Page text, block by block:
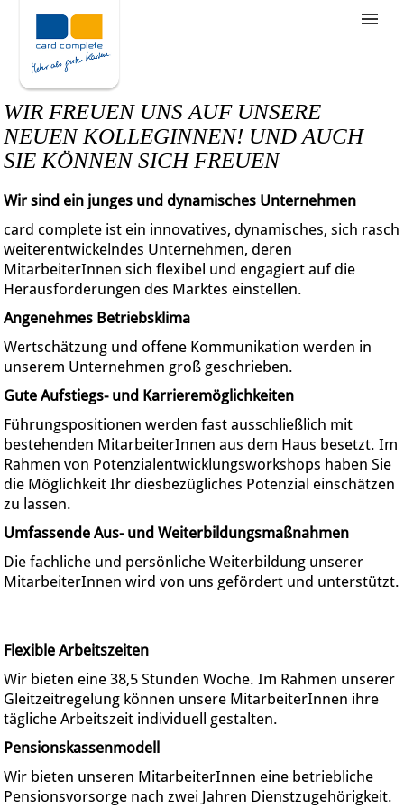
Stellenangebote
Unternehmensziele
Was wir bieten
Wie bewerbe ich mich
WIR FREUEN UNS AUF UNSERE
NEUEN KOLLEGINNEN! UND AUCH
SIE KÖNNEN SICH FREUEN
Wir sind ein junges und dynamisches Unternehmen
card complete ist ein innovatives, dynamisches, sich rasch
weiterentwickelndes Unternehmen, deren
MitarbeiterInnen sich flexibel und engagiert auf die
Herausforderungen des Marktes einstellen.
Angenehmes Betriebsklima
Wertschätzung und offene Kommunikation werden in
unserem Unternehmen groß geschrieben.
Gute Aufstiegs- und Karrieremöglichkeiten
Führungspositionen werden fast ausschließlich mit
bestehenden MitarbeiterInnen aus dem Haus besetzt. Im
Rahmen von Potenzialentwicklungsworkshops haben Sie
die Möglichkeit Ihr diesbezügliches Potenzial einschätzen
zu lassen.
Umfassende Aus- und Weiterbildungsmaßnahmen
Die fachliche und persönliche Weiterbildung unserer
MitarbeiterInnen wird von uns gefördert und unterstützt.
Flexible Arbeitszeiten
Wir bieten eine 38,5 Stunden Woche. Im Rahmen unserer
Gleitzeitregelung können unsere MitarbeiterInnen ihre
tägliche Arbeitszeit individuell gestalten.
Pensionskassenmodell
Wir bieten unseren MitarbeiterInnen eine betriebliche
Pensionsvorsorge nach zwei Jahren Dienstzugehörigkeit.